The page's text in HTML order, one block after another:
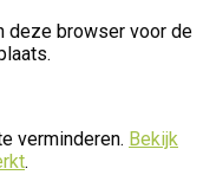
deze browser voor de
verminderen. Bekijk
.